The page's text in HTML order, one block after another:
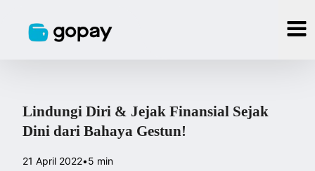
Lindungi Diri & Jejak Finansial Sejak
Dini dari Bahaya Gestun!
21 April 2022•5 min